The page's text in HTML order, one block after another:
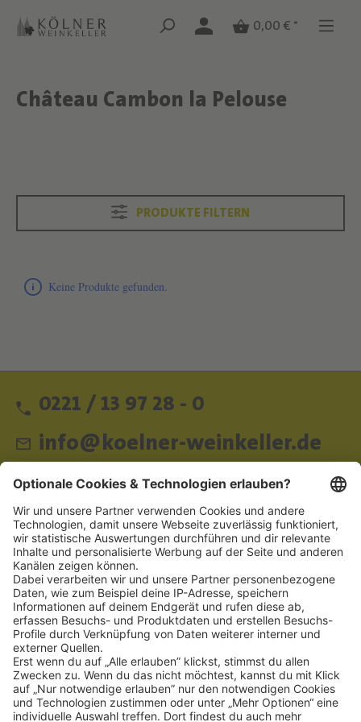
Zum Hauptinhalt springen
Zum Hauptinhalt springen
0,00 € *
Text überspringen
Château Cambon la Pelouse
Text überspringen
PRODUKTE FILTERN
Keine Produkte gefunden.
0221 / 13 97 28 - 0
info@koelner-weinkeller.de
Schnellzugriff
ZAHLUNGSMETHODEN
SOCIAL
NEWSLETTER
BESUCHEN SIE UNS